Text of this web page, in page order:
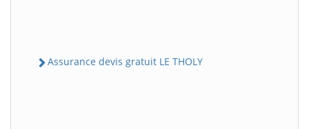
Assurance devis gratuit LE THOLY